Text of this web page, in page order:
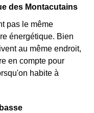
des Montacutains
pas le même
énergétique. Bien
au même endroit,
en compte pour
habite à